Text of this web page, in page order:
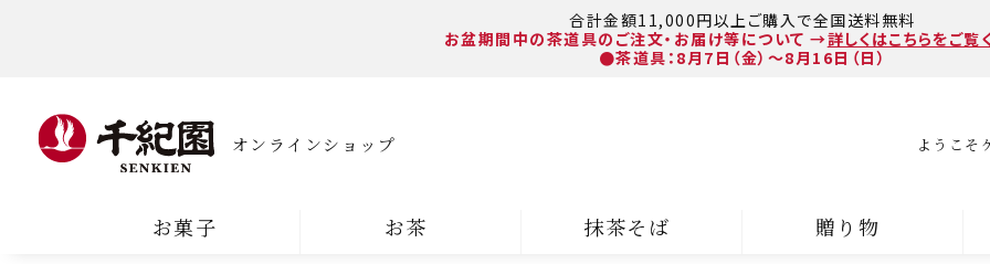
合計金額11,000円以上ご購入で全国送料無料
お盆期間中の茶道具のご注文・お届け等について →詳しくはこちらをご覧
●茶道具：8月7日（金）～8月16日（日）
オンラインショップ ようこそ
お菓子 お茶 抹茶そば 贈り物